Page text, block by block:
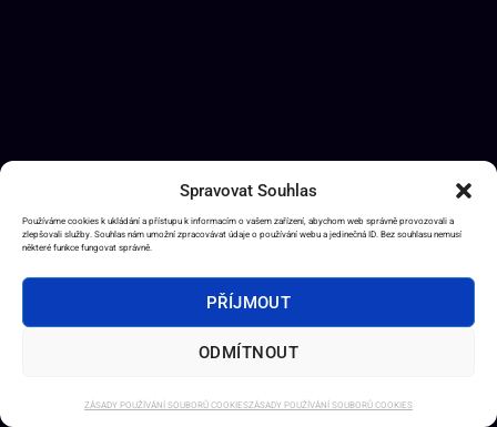
Spravovat Souhlas
Používáme cookies k ukládání a přístupu k informacím o vašem zařízení, abychom web správně provozovali a
zlepšovali služby. Souhlas nám umožní zpracovávat údaje o používání webu a jedinečná ID. Bez souhlasu nemusí
některé funkce fungovat správně.
PŘÍJMOUT
ODMÍTNOUT
ZÁSADY POUŽÍVÁNÍ SOUBORŮ COOKIESZÁSADY POUŽÍVÁNÍ SOUBORŮ COOKIES